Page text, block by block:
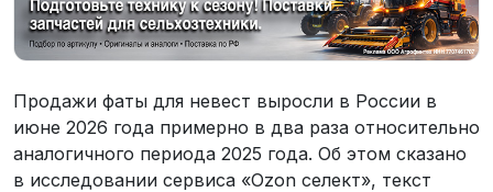
Продажи фаты для невест выросли в России в
июне 2026 года примерно в два раза относительно
аналогичного периода 2025 года. Об этом сказано
в исследовании сервиса «Ozon селект», текст